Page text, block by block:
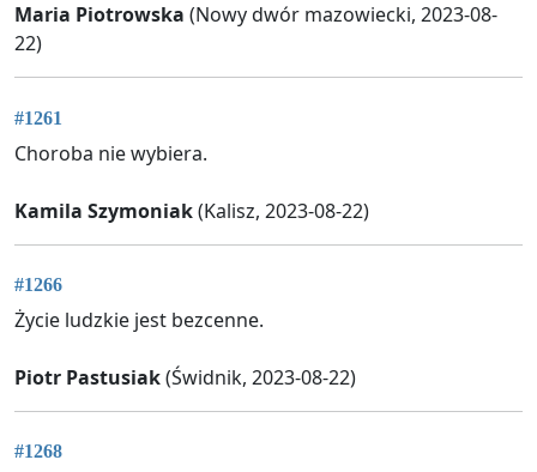
Maria Piotrowska (Nowy dwór mazowiecki, 2023-08-
22)
#1261
Choroba nie wybiera.
Kamila Szymoniak(Kalisz, 2023-08-22)
#1266
Życie ludzkie jest bezcenne.
Piotr Pastusiak(Świdnik, 2023-08-22)
#1268